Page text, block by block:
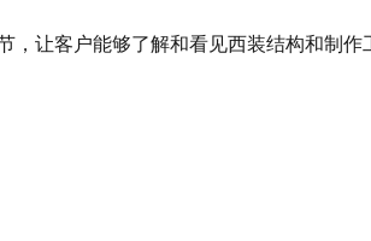
让客户能够了解和看见西装结构和制作